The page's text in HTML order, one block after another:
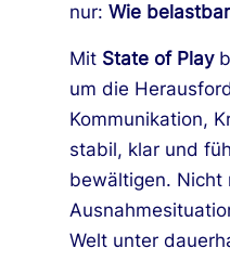
nur:Wie
Mit State of Play
um die
Kommunikation,
stabil, klar und
bewältigen. Nicht
Welt unter